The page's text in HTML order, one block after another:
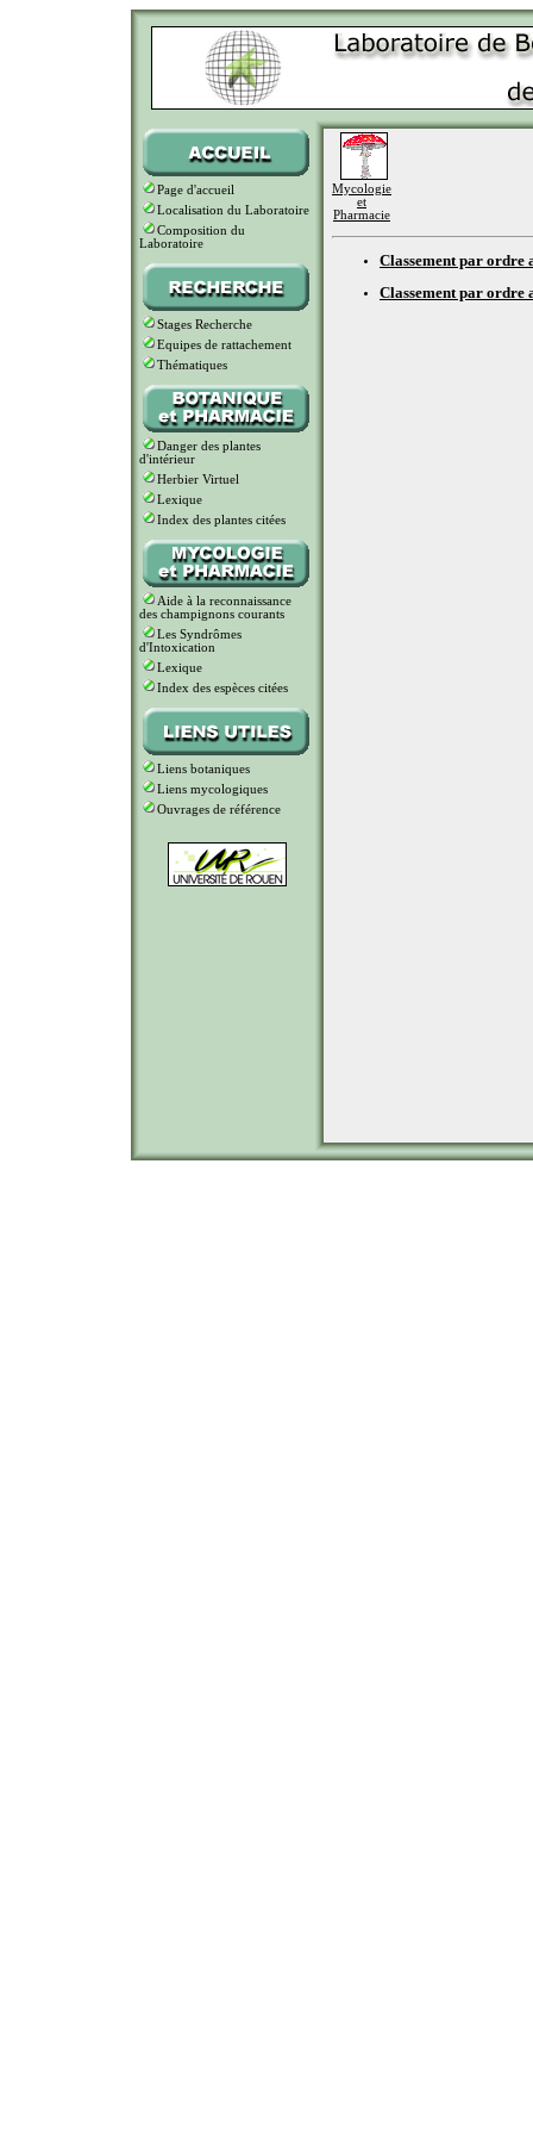
Page d'accueil
Localisation du Laboratoire
Composition du
Laboratoire
Stages Recherche
Equipes de rattachement
Thématiques
Danger des plantes
d'intérieur
Herbier Virtuel
Lexique
Index des plantes citées
Aide à la reconnaissance
des champignons courants
Les Syndrômes
d'Intoxication
Lexique
Index des espèces citées
Liens botaniques
Liens mycologiques
Ouvrages de référence
Mycologie
et
Pharmacie
Classement par ordre
Classement par ordre